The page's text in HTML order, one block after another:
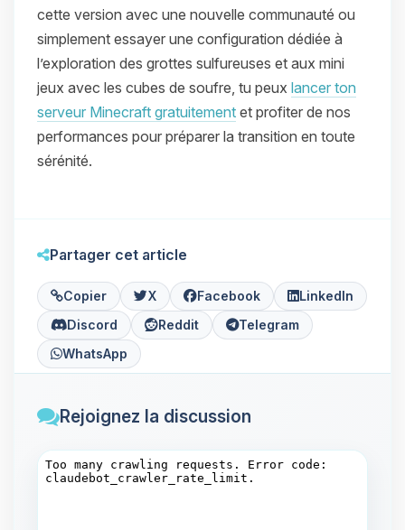
cette version avec une nouvelle communauté ou
simplement essayer une configuration dédiée à
l’exploration des grottes sulfureuses et aux mini
jeux avec les cubes de soufre, tu peux lancer ton
serveur Minecraft gratuitement et profiter de nos
performances pour préparer la transition en toute
sérénité.
Partager cet article
Copier X Facebook
LinkedIn
Discord
Reddit
Telegram
WhatsApp
Rejoignez la discussion